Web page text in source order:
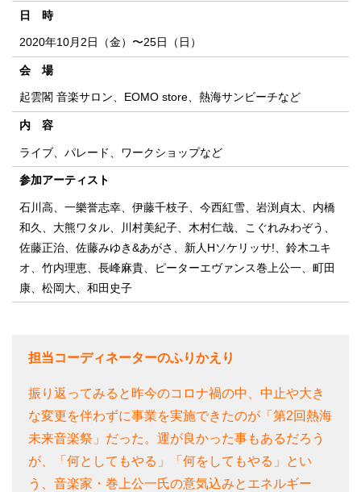
日 時
2020年10月2日（金）〜25日（日）
会 場
起雲閣 音楽サロン、EOMO store、熱海サンビーチなど
内 容
ライブ、パレード、ワークショップなど
参加アーティスト
石川高、一樂誉志幸、伊藤千枝子、今西紅雪、岩渕貞太、内橋
和久、大熊ワタル、川村美紀子、木村仁哉、こぐれみわぞう、
佐藤正治、佐藤みゆき&あがさ、新人Hソケリッサ!、鈴木ユキ
オ、竹内理恵、長峰麻貴、ピーターエヴァンス巻上公一、町田
康、松岡大、和田史子
担当コーディネーターのふりかえり
振り返ってみると昨今のコロナ禍の中、中止や大き
な変更を伴わずに事業を実施できたのが「第2回熱海
未来音楽祭」だった。運が良かった事もあるだろう
が、「何としてもやる」「何をしてもやる」とい
う、音楽家・巻上公一氏の意気込みとエネルギー